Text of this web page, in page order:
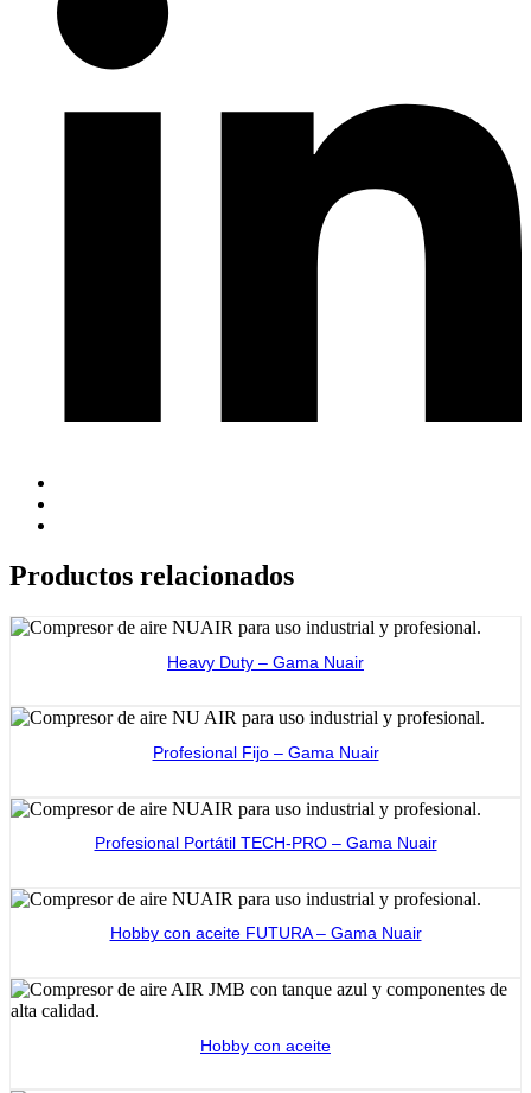
Productos relacionados
Heavy Duty – Gama Nuair
Profesional Fijo – Gama Nuair
Profesional Portátil TECH-PRO – Gama Nuair
Hobby con aceite FUTURA – Gama Nuair
Hobby con aceite